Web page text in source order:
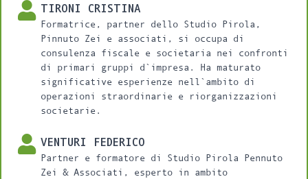
TIRONI CRISTINA
Formatrice, partner dello Studio Pirola,
Pinnuto Zei e associati, si occupa di
consulenza fiscale e societaria nei confronti
di primari gruppi d`impresa. Ha maturato
significative esperienze nell`ambito di
operazioni straordinarie e riorganizzazioni
societarie.
VENTURI FEDERICO
Partner e formatore di Studio Pirola Pennuto
Zei & Associati, esperto in ambito